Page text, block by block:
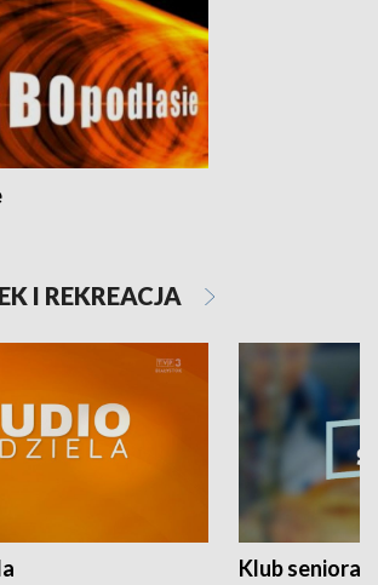
I REKREACJA
Klub seniora